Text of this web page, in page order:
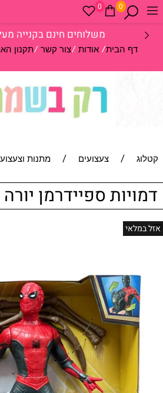
משלוחים חינם בקנייה מעל 299
דף הבית/ אודות /צור קשר /תקנון
0
0
קטלוג / צעצועים / מתנות
דמויות ספיידרמן
אזל במלאי